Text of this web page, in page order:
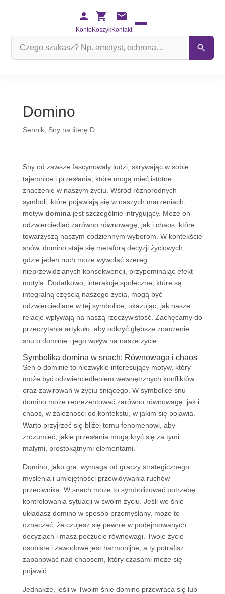
KontoKoszykKontakt
Domino
Sennik, Sny na literę D
Sny od zawsze fascynowały ludzi, skrywając w sobie
tajemnice i przesłania, które mogą mieć istotne
znaczenie w naszym życiu. Wśród różnorodnych
symboli, które pojawiają się w naszych marzeniach,
motyw dominajest szczególnie intrygujący. Może on
odzwierciedlać zarówno równowagę, jak i chaos, które
towarzyszą naszym codziennym wyborom. W kontekście
snów, domino staje się metaforą decyzji życiowych,
gdzie jeden ruch może wywołać szereg
nieprzewidzianych konsekwencji, przypominając efekt
motyla. Dodatkowo, interakcje społeczne, które są
integralną częścią naszego życia, mogą być
odzwierciedlane w tej symbolice, ukazując, jak nasze
relacje wpływają na naszą rzeczywistość. Zachęcamy do
przeczytania artykułu, aby odkryć głębsze znaczenie
snu o dominie i jego wpływ na nasze życie.
Symbolika domina w snach: Równowaga i chaos
Sen o dominie to niezwykle interesujący motyw, który
może być odzwierciedleniem wewnętrznych konfliktów
oraz zawirowań w życiu śniącego. W symbolice snu
domino może reprezentować zarówno równowagę, jak i
chaos, w zależności od kontekstu, w jakim się pojawia.
Warto przyjrzeć się bliżej temu fenomenowi, aby
zrozumieć, jakie przesłania mogą kryć się za tymi
małymi, prostokątnymi elementami.
Domino, jako gra, wymaga od graczy strategicznego
myślenia i umiejętności przewidywania ruchów
przeciwnika. W snach może to symbolizować potrzebę
kontrolowania sytuacji w swoim życiu. Jeśli we śnie
układasz domino w sposób przemyślany, może to
oznaczać, że czujesz się pewnie w podejmowanych
decyzjach i masz poczucie równowagi. Twoje życie
osobiste i zawodowe jest harmonijne, a ty potrafisz
zapanować nad chaosem, który czasami może się
pojawić.
Jednakże, jeśli w Twoim śnie domino przewraca się lub